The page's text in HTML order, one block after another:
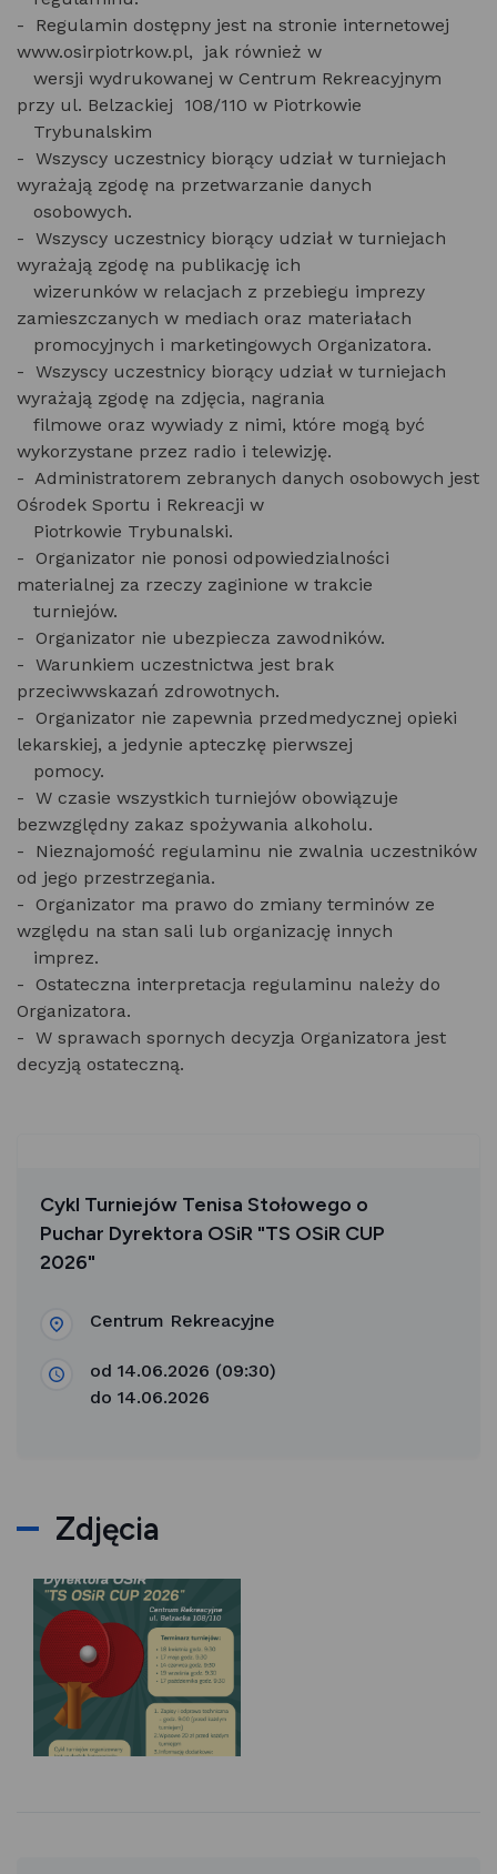
- Regulamin dostępny jest na stronie internetowej
www.osirpiotrkow.pl, jak również w
wersji wydrukowanej w Centrum Rekreacyjnym
przy ul. Belzackiej 108/110 w Piotrkowie
Trybunalskim
- Wszyscy uczestnicy biorący udział w turniejach
wyrażają zgodę na przetwarzanie danych
osobowych.
- Wszyscy uczestnicy biorący udział w turniejach
wyrażają zgodę na publikację ich
wizerunków w relacjach z przebiegu imprezy
zamieszczanych w mediach oraz materiałach
promocyjnych i marketingowych Organizatora.
- Wszyscy uczestnicy biorący udział w turniejach
wyrażają zgodę na zdjęcia, nagrania
filmowe oraz wywiady z nimi, które mogą być
wykorzystane przez radio i telewizję.
- Administratorem zebranych danych osobowych jest
Ośrodek Sportu i Rekreacji w
Piotrkowie Trybunalski.
- Organizator nie ponosi odpowiedzialności
materialnej za rzeczy zaginione w trakcie
turniejów.
- Organizator nie ubezpiecza zawodników.
- Warunkiem uczestnictwa jest brak
przeciwwskazań zdrowotnych.
- Organizator nie zapewnia przedmedycznej opieki
lekarskiej, a jedynie apteczkę pierwszej
pomocy.
- W czasie wszystkich turniejów obowiązuje
bezwzględny zakaz spożywania alkoholu.
- Nieznajomość regulaminu nie zwalnia uczestników
od jego przestrzegania.
- Organizator ma prawo do zmiany terminów ze
względu na stan sali lub organizację innych
imprez.
- Ostateczna interpretacja regulaminu należy do
Organizatora.
- W sprawach spornych decyzja Organizatora jest
decyzją ostateczną.
Cykl Turniejów Tenisa Stołowego o
Puchar Dyrektora OSiR "TS OSiR CUP
2026"
Centrum Rekreacyjne
od 14.06.2026 (09:30)
do 14.06.2026
Zdjęcia